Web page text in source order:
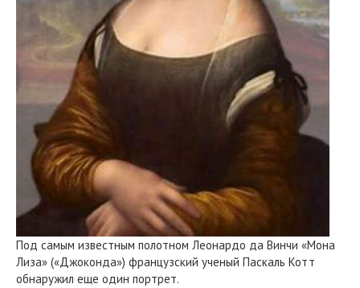
Под самым известным полотном Леонардо да Винчи «Мона
Лиза» («Джоконда») французский ученый Паскаль Котт
обнаружил еще один портрет.